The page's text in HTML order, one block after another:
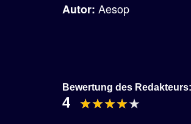
Autor: Aesop
Bewertung des Redakteurs:
4